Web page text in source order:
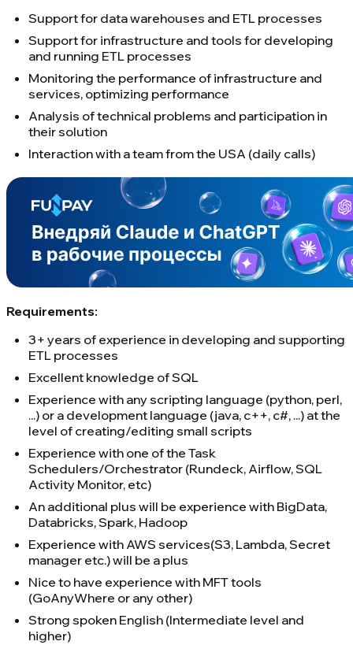
Support for data warehouses and ETL processes
Support for infrastructure and tools for developing
and running ETL processes
Monitoring the performance of infrastructure and
services, optimizing performance
Analysis of technical problems and participation in
their solution
Interaction with a team from the USA (daily calls)
Requirements:
3+ years of experience in developing and supporting
ETL processes
Excellent knowledge of SQL
Experience with any scripting language (python, perl,
...) or a development language (java, c++, c#, ...) at the
level of creating/editing small scripts
Experience with one of the Task
Schedulers/Orchestrator (Rundeck, Airflow, SQL
Activity Monitor, etc)
An additional plus will be experience with BigData,
Databricks, Spark, Hadoop
Experience with AWS services(S3, Lambda, Secret
manager etc.) will be a plus
Nice to have experience with MFT tools
(GoAnyWhere or any other)
Strong spoken English (Intermediate level and
higher)